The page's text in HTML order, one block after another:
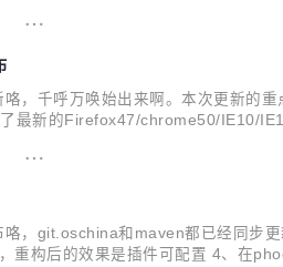
，千呼万唤始出来啊。本次更新的
最新的Firefox47/chrome50/IE10/
，git.oschina和maven都已经同步
重构后的效果是插件可配置 4、在